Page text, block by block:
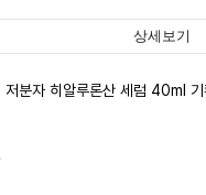
상세보기
저분자 히알루론산 세럼 40ml